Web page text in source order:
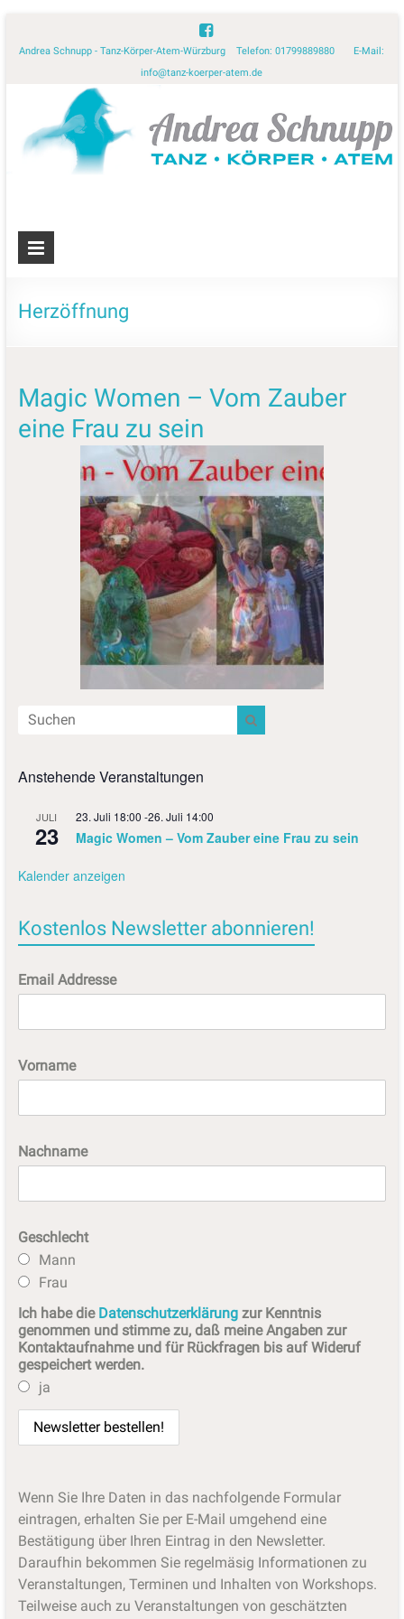
Andrea Schnupp - Tanz-Körper-Atem-Würzburg Telefon: 01799889880 E-Mail:
info@tanz-koerper-atem.de
Herzöffnung
Magic Women – Vom Zauber
eine Frau zu sein
Anstehende Veranstaltungen
JULI
23
23. Juli 18:00 -26. Juli 14:00
Magic Women – Vom Zauber eine Frau zu sein
Kalender anzeigen
Kostenlos Newsletter abonnieren!
Email Addresse
Vorname
Nachname
Geschlecht
Mann
Frau
Ich habe die Datenschutzerklärungzur Kenntnis
genommen und stimme zu, daß meine Angaben zur
Kontaktaufnahme und für Rückfragen bis auf Wideruf
gespeichert werden.
ja
Wenn Sie Ihre Daten in das nachfolgende Formular
eintragen, erhalten Sie per E-Mail umgehend eine
Bestätigung über Ihren Eintrag in den Newsletter.
Daraufhin bekommen Sie regelmäsig Informationen zu
Veranstaltungen, Terminen und Inhalten von Workshops.
Teilweise auch zu Veranstaltungen von geschätzten